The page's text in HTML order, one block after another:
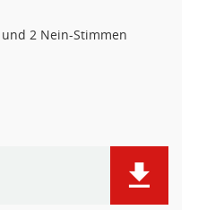
2 Nein-Stimmen